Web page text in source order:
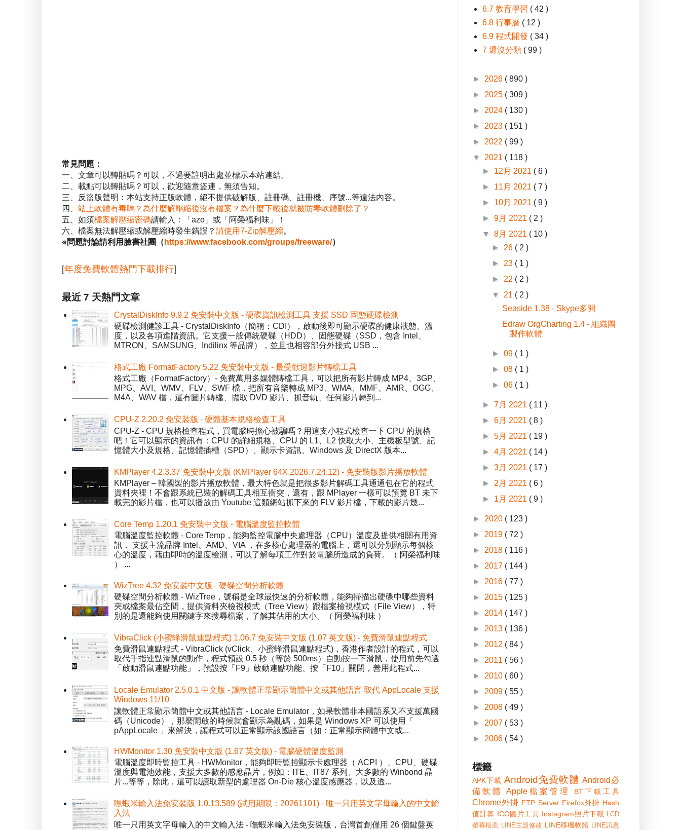
常見問題：
一、文章可以轉貼嗎？可以，不過要註明出處並標示本站連結。
二、載點可以轉貼嗎？可以，歡迎隨意盜連，無須告知。
三、反盜版聲明：本站支持正版軟體，絕不提供破解版、註冊碼、註冊機、序號...等違法內容。
四、 站上軟體有毒嗎？為什麼解壓縮後沒有檔案？為什麼下載後就被防毒軟體刪除了？
五、如須檔案解壓縮密碼請輸入：「azo」或「阿榮福利味」！
六、檔案無法解壓縮或解壓縮時發生錯誤？ 請使用7-Zip解壓縮。
※問題討論請利用臉書社團（ https://www.facebook.com/groups/freeware/）
[年度免費軟體熱門下載排行]
最近 7 天熱門文章
CrystalDiskInfo 9.9.2 免安裝中文版 - 硬碟資訊檢測工具 支援 SSD 固態硬碟檢測
硬碟檢測健診工具 - CrystalDiskInfo（簡稱：CDI），啟動後即可顯示硬碟的健康狀態、溫
度，以及各項進階資訊。它支援一般傳統硬碟（HDD）、固態硬碟（SSD，包含 Intel、
MTRON、SAMSUNG、Indilinx 等品牌），並且也相容部分外接式 USB ...
格式工廠 FormatFactory 5.22 免安裝中文版 - 最受歡迎影片轉檔工具
格式工廠（FormatFactory）- 免費萬用多媒體轉檔工具，可以把所有影片轉成 MP4、3GP、
MPG、AVI、WMV、FLV、SWF 檔，把所有音樂轉成 MP3、WMA、MMF、AMR、OGG、
M4A、WAV 檔，還有圖片轉檔、擷取 DVD 影片、抓音軌、任何影片轉到...
CPU-Z 2.20.2 免安裝版 - 硬體基本規格檢查工具
CPU-Z - CPU 規格檢查程式，買電腦時擔心被騙嗎？用這支小程式檢查一下 CPU 的規格
吧！它可以顯示的資訊有：CPU 的詳細規格、CPU 的 L1、L2 快取大小、主機板型號、記
憶體大小及規格、記憶體插槽（SPD）、顯示卡資訊、Windows 及 DirectX 版本...
KMPlayer 4.2.3.37 免安裝中文版 (KMPlayer 64X 2026.7.24.12) - 免安裝版影片播放軟體
KMPlayer – 韓國製的影片播放軟體，最大特色就是把很多影片解碼工具通通包在它的程式
資料夾裡！不會跟系統已裝的解碼工具相互衝突，還有，跟 MPlayer 一樣可以預覽 BT 未下
載完的影片檔，也可以播放由 Youtube 這類網站抓下來的 FLV 影片檔，下載的影片幾...
Core Temp 1.20.1 免安裝中文版 - 電腦溫度監控軟體
電腦溫度監控軟體 - Core Temp，能夠監控電腦中央處理器（CPU）溫度及提供相關有用資
訊， 支援主流品牌 Intel、AMD、VIA ，在多核心處理器的電腦上，還可以分別顯示每個核
心的溫度，藉由即時的溫度檢測，可以了解每項工作對於電腦所造成的負荷。（ 阿榮福利味
） ...
WizTree 4.32 免安裝中文版 - 硬碟空間分析軟體
硬碟空間分析軟體 - WizTree，號稱是全球最快速的分析軟體，能夠掃描出硬碟中哪些資料
夾或檔案最佔空間，提供資料夾檢視模式（Tree View）跟檔案檢視模式（File View），特
別的是還能夠使用關鍵字來搜尋檔案，了解其佔用的大小。（ 阿榮福利味 ）
VibraClick (小蜜蜂滑鼠連點程式) 1.06.7 免安裝中文版 (1.07 英文版) - 免費滑鼠連點程式
免費滑鼠連點程式 - VibraClick (vClick、小蜜蜂滑鼠連點程式)，香港作者設計的程式，可以
取代手指連點滑鼠的動作，程式預設 0.5 秒（等於 500ms）自動按一下滑鼠，使用前先勾選
「啟動滑鼠連點功能」，預設按「F9」啟動連點功能、按「F10」關閉，善用此程式...
Locale Emulator 2.5.0.1 中文版 - 讓軟體正常顯示簡體中文或其他語言 取代 AppLocale 支援
Windows 11/10
讓軟體正常顯示簡體中文或其他語言 - Locale Emulator，如果軟體非本國語系又不支援萬國
碼（Unicode），那麼開啟的時候就會顯示為亂碼，如果是 Windows XP 可以使用「
pAppLocale 」來解決，讓程式可以正常顯示該國語言（如：正常顯示簡體中文或...
HWMonitor 1.30 免安裝中文版 (1.67 英文版) - 電腦硬體溫度監測
電腦溫度即時監控工具 - HWMonitor，能夠即時監控顯示卡處理器（ ACPI ）、CPU、硬碟
溫度與電池效能，支援大多數的感應晶片，例如：ITE、IT87 系列、大多數的 Winbond 晶
片...等等，除此，還可以讀取新型的處理器 On-Die 核心溫度感應器，以及透...
嘸蝦米輸入法免安裝版 1.0.13.589 (試用期限：20261101) - 唯一只用英文字母輸入的中文輸
入法
唯一只用英文字母輸入的中文輸入法 - 嘸蝦米輸入法免安裝版，台灣首創僅用 26 個鍵盤英
6.7 教育學習 ( 42 )
6.8 行事曆 ( 12 )
6.9 程式開發 ( 34 )
7 還沒分類 ( 99 )
► 2026 ( 890 )
► 2025 ( 309 )
► 2024 ( 130 )
► 2023 ( 151 )
► 2022 ( 99 )
▼ 2021 ( 118 )
► 12月 2021 ( 6 )
► 11月 2021 ( 7 )
► 10月 2021 ( 9 )
►9月 2021 ( 2 )
▼8月 2021 ( 10 )
► 26 ( 2 )
► 23 ( 1 )
► 22 ( 2 )
▼ 21 ( 2 )
Seaside 1.38 - Skype多開
Edraw OrgCharting 1.4 - 組織圖
製作軟體
►09 ( 1 )
►08 ( 1 )
►06 ( 1 )
►7月 2021 ( 11 )
►6月 2021 ( 8 )
►5月 2021 ( 19 )
►4月 2021 ( 14 )
►3月 2021 ( 17 )
► 2月 2021 ( 6 )
► 1月 2021 ( 9 )
► 2020 ( 123 )
► 2019 ( 72 )
► 2018 ( 116 )
► 2017 ( 144 )
► 2016 ( 77 )
► 2015 ( 125 )
► 2014 ( 147 )
► 2013 ( 136 )
► 2012 ( 84 )
► 2011 ( 56 )
► 2010 ( 60 )
► 2009 ( 55 )
► 2008 ( 49 )
► 2007 ( 53 )
► 2006 ( 54 )
標籤
APK下載 Android免費軟體 Android必
備軟體
Apple檔案管理 BT下載工具
Chrome外掛 FTP Server Firefox外掛 Hash
值計算 ICO圖片工具 Instagram照片下載 LCD
螢幕檢測
LINE主題修改 LINE移機軟體 LINE訊息